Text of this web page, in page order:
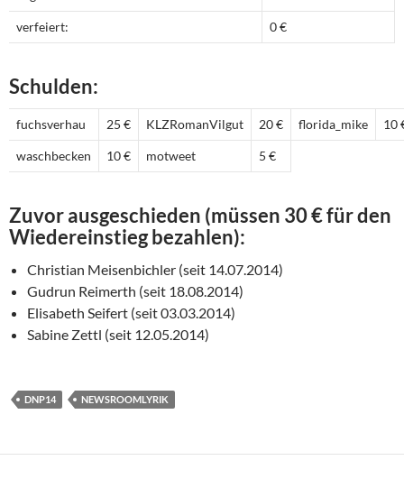
verfeiert: 0 €
Schulden:
fuchsverhau 25 € KLZRomanVilgut 20 € florida_mike 10
waschbecken 10 € motweet 5 €
Zuvor ausgeschieden (müssen 30 € für den
Wiedereinstieg bezahlen):
Christian Meisenbichler (seit 14.07.2014)
Gudrun Reimerth (seit 18.08.2014)
Elisabeth Seifert (seit 03.03.2014)
Sabine Zettl (seit 12.05.2014)
DNP14 NEWSROOMLYRIK